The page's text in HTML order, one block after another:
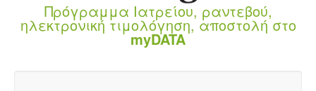
Πρόγραμμα Ιατρείου, ραντεβού,
ηλεκτρονική τιμολόγηση, αποστολή στο
myDATA